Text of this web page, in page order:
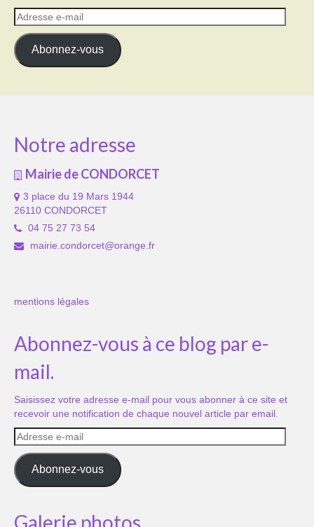
Adresse
e-
mail
Abonnez-vous
Notre adresse
Mairie de CONDORCET
3 place du 19 Mars 1944
26110 CONDORCET
04 75 27 73 54
mairie.condorcet@orange.fr
mentions légales
Abonnez-vous à ce blog par e-
mail.
Saisissez votre adresse e-mail pour vous abonner à ce site et
recevoir une notification de chaque nouvel article par email.
Adresse
e-
mail
Abonnez-vous
Galerie photos